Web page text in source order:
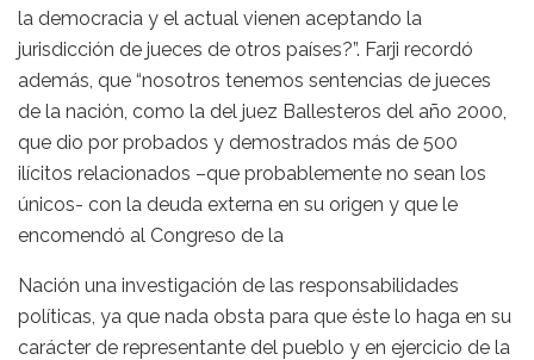
la democracia y el actual vienen aceptando la
jurisdicción de jueces de otros países?”. Farji recordó
además, que “nosotros tenemos sentencias de jueces
de la nación, como la del juez Ballesteros del año 2000,
que dio por probados y demostrados más de 500
ilícitos relacionados –que probablemente no sean los
únicos- con la deuda externa en su origen y que le
encomendó al Congreso de la
Nación una investigación de las responsabilidades
políticas, ya que nada obsta para que éste lo haga en su
carácter de representante del pueblo y en ejercicio de la